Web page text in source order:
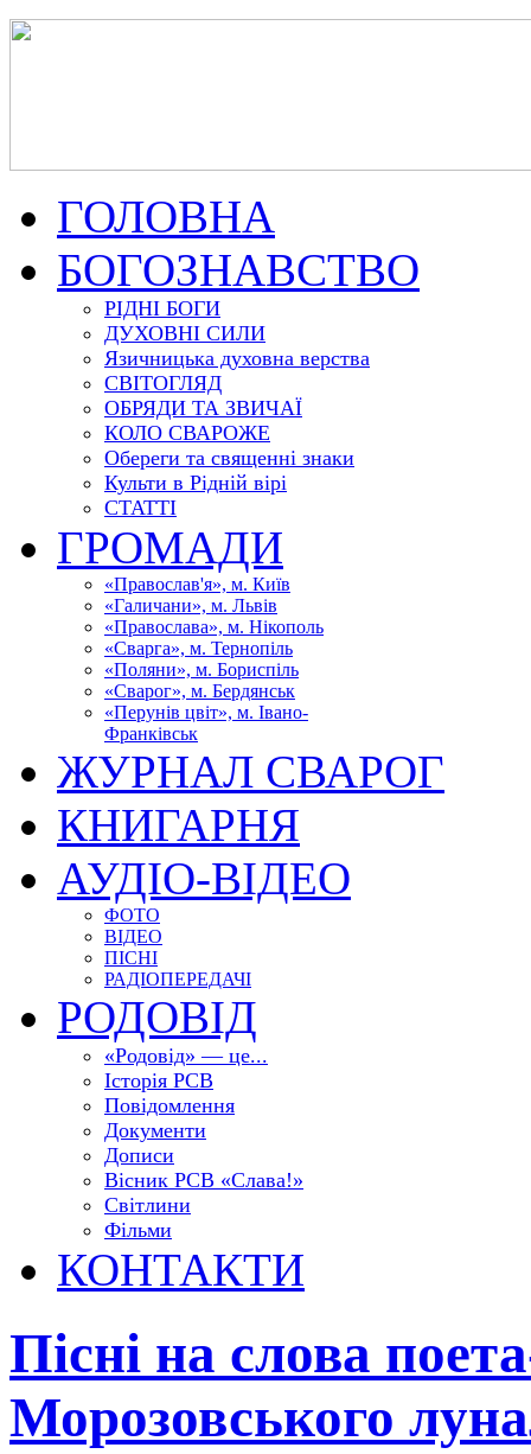
ГОЛОВНА
БОГОЗНАВСТВО
РІДНІ БОГИ
ДУХОВНІ СИЛИ
Язичницька духовна верства
СВІТОГЛЯД
ОБРЯДИ ТА ЗВИЧАЇ
КОЛО СВАРОЖЕ
Обереги та священні знаки
Культи в Рідній вірі
СТАТТІ
ГРОМАДИ
«Православ'я», м. Київ
«Галичани», м. Львів
«Православа», м. Нікополь
«Сварга», м. Тернопіль
«Поляни», м. Бориспіль
«Сварог», м. Бердянськ
«Перунів цвіт», м. Івано-
Франківськ
ЖУРНАЛ СВАРОГ
КНИГАРНЯ
АУДІО-ВІДЕО
ФОТО
ВІДЕО
ПІСНІ
РАДІОПЕРЕДАЧІ
РОДОВІД
«Родовід» — це...
Історія РСВ
Повідомлення
Документи
Дописи
Вісник РСВ «Слава!»
Світлини
Фільми
КОНТАКТИ
Пісні на слова
Морозовського